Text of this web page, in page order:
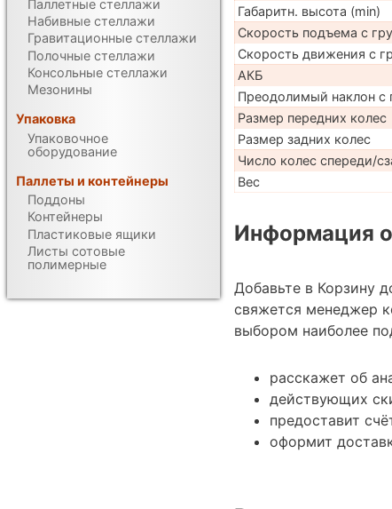
Габаритн. высота (min)
Скорость подъема с
Скорость движения с
АКБ
Преодолимый наклон с
Размер передних колес
Размер задних колес
Число колес спереди/
Вес
Информация
Добавьте в Корзину
свяжется менеджер
выбором наиболее
расскажет об
действующих
предоставит
оформит
Паллетные стеллажи
Набивные стеллажи
Гравитационные стеллажи
Полочные стеллажи
Консольные стеллажи
Мезонины
Упаковка
Упаковочное
оборудование
Паллеты и контейнеры
Поддоны
Контейнеры
Пластиковые ящики
Листы сотовые
полимерные